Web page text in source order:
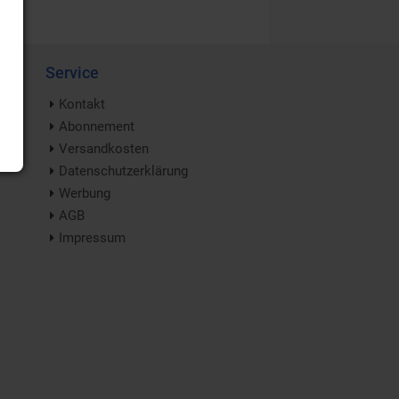
Service
Kontakt
Abonnement
Versandkosten
Datenschutzerklärung
Werbung
AGB
Impressum